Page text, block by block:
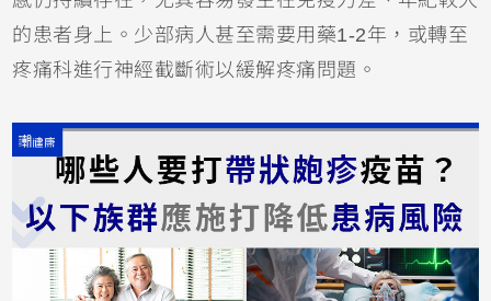
的患者身上。少部病人甚至需要用藥1-2年，或轉至
疼痛科進行神經截斷術以緩解疼痛問題。